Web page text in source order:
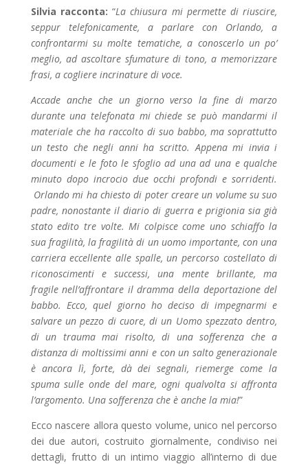
Silvia racconta: “La chiusura mi permette di riuscire,
seppur telefonicamente, a parlare con Orlando, a
confrontarmi su molte tematiche, a conoscerlo un po’
meglio, ad ascoltare sfumature di tono, a memorizzare
frasi, a cogliere incrinature di voce.
Accade anche che un giorno verso la fine di marzo
durante una telefonata mi chiede se può mandarmi il
materiale che ha raccolto di suo babbo, ma soprattutto
un testo che negli anni ha scritto. Appena mi invia i
documenti e le foto le sfoglio ad una ad una e qualche
minuto dopo incrocio due occhi profondi e sorridenti.
Orlando mi ha chiesto di poter creare un volume su suo
padre, nonostante il diario di guerra e prigionia sia già
stato edito tre volte. Mi colpisce come uno schiaffo la
sua fragilità, la fragilità di un uomo importante, con una
carriera eccellente alle spalle, un percorso costellato di
riconoscimenti e successi, una mente brillante, ma
fragile nell’affrontare il dramma della deportazione del
babbo. Ecco, quel giorno ho deciso di impegnarmi e
salvare un pezzo di cuore, di un Uomo spezzato dentro,
di un trauma mai risolto, di una sofferenza che a
distanza di moltissimi anni e con un salto generazionale
è ancora lì, forte, dà dei segnali, riemerge come la
spuma sulle onde del mare, ogni qualvolta si affronta
l’argomento. Una sofferenza che è anche la mia!”
Ecco nascere allora questo volume, unico nel percorso
dei due autori, costruito giornalmente, condiviso nei
dettagli, frutto di un intimo viaggio all’interno di due